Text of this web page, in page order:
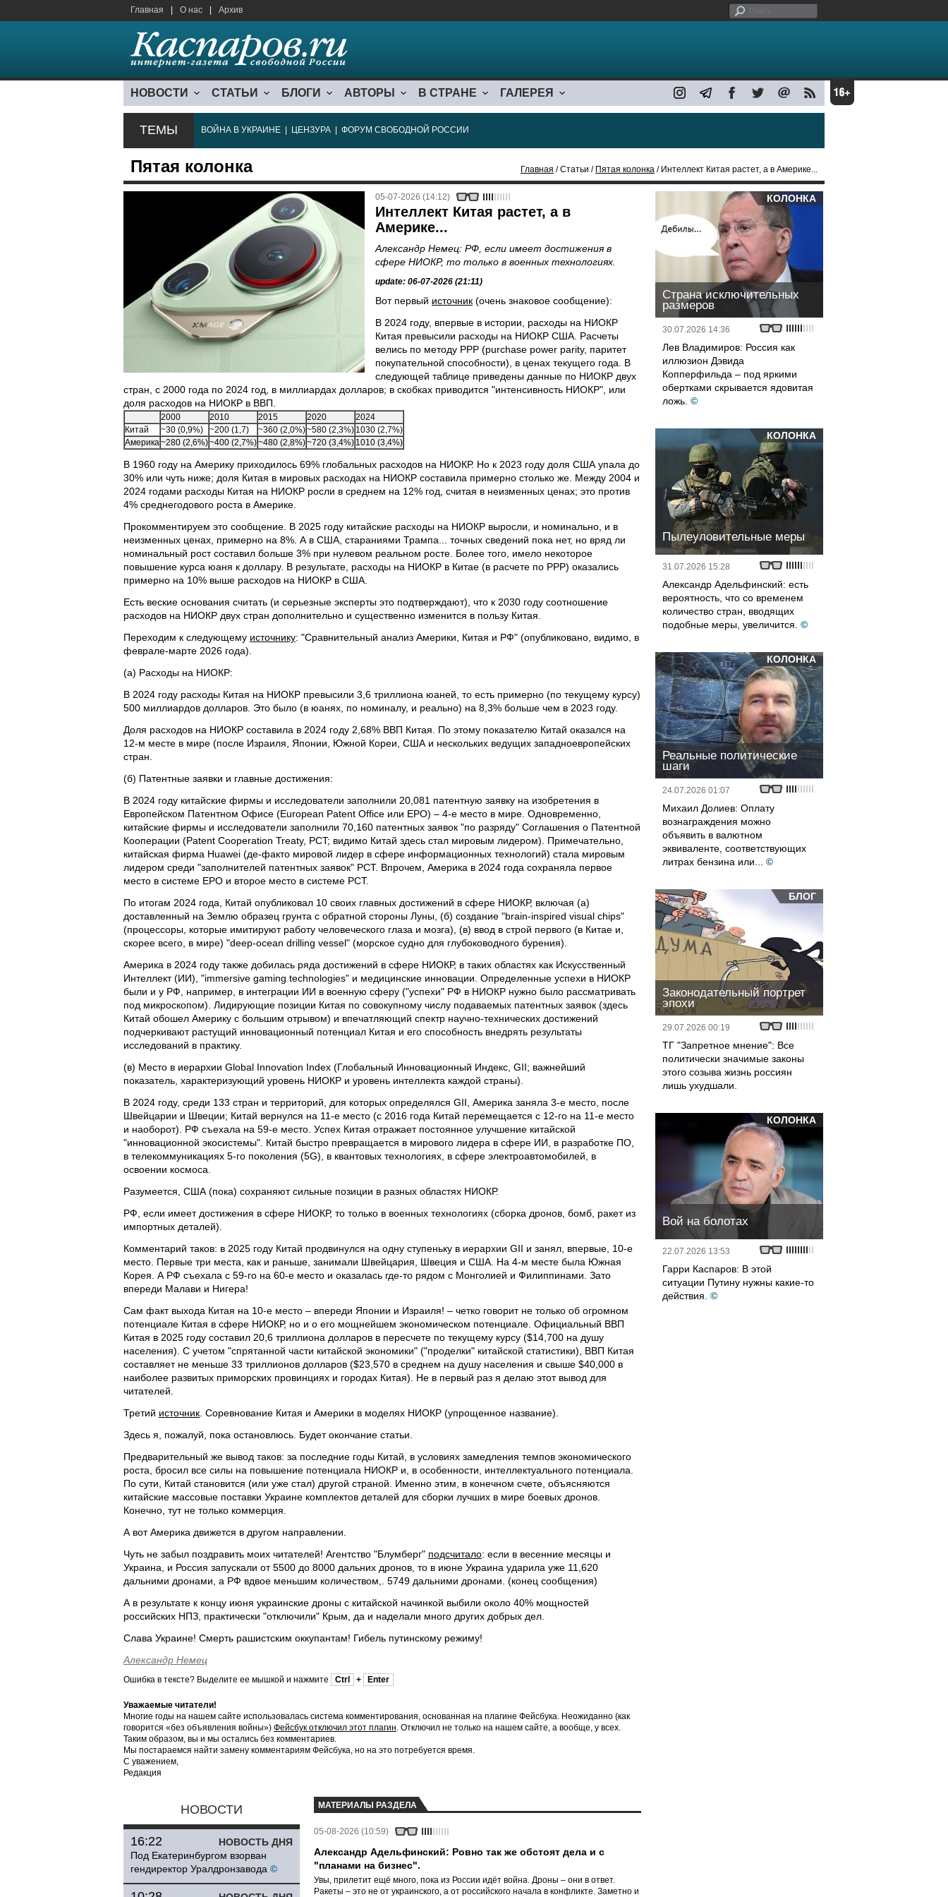
Главная О нас Архив
НОВОСТИ СТАТЬИ БЛОГИ АВТОРЫ В СТРАНЕ ГАЛЕРЕЯ
ТЕМЫ ВОЙНА В УКРАИНЕ ЦЕНЗУРА ФОРУМ СВОБОДНОЙ РОССИИ
Пятая колонка Главная / Статьи / Пятая колонка / Интеллект Китая растет, а в Америке...
05-07-2026 (14:12)
Интеллект Китая растет, а в
Америке...
Александр Немец: РФ, если имеет достижения в
сфере НИОКР, то только в военных технологиях.
update: 06-07-2026 (21:11)
Вот первый источник (очень знаковое сообщение):
В 2024 году, впервые в истории, расходы на НИОКР
Китая превысили расходы на НИОКР США. Расчеты
велись по методу РРР (purchase power parity, паритет
покупательной способности), в ценах текущего года. В
следующей таблице приведены данные по НИОКР двух
стран, с 2000 года по 2024 год, в миллиардах долларов; в скобках приводится "интенсивность НИОКР", или
доля расходов на НИОКР в ВВП.
2000 2010 2015 2020
2024
Китай
~30 (0,9%) ~200 (1,7) ~360 (2,0%)~580 (2,3%) 1030 (2,7%)
Америка~280 (2,6%)~400 (2,7%)~480 (2,8%)~720 (3,4%) 1010 (3,4%)
В 1960 году на Америку приходилось 69% глобальных расходов на НИОКР. Но к 2023 году доля США упала до
30% или чуть ниже; доля Китая в мировых расходах на НИОКР составила примерно столько же. Между 2004 и
2024 годами расходы Китая на НИОКР росли в среднем на 12% год, считая в неизменных ценах; это против
4% среднегодового роста в Америке.
Прокомментируем это сообщение. В 2025 году китайские расходы на НИОКР выросли, и номинально, и в
неизменных ценах, примерно на 8%. А в США, стараниями Трампа... точных сведений пока нет, но вряд ли
номинальный рост составил больше 3% при нулевом реальном росте. Более того, имело некоторое
повышение курса юаня к доллару. В результате, расходы на НИОКР в Китае (в расчете по РРР) оказались
примерно на 10% выше расходов на НИОКР в США.
Есть веские основания считать (и серьезные эксперты это подтверждают), что к 2030 году соотношение
расходов на НИОКР двух стран дополнительно и существенно изменится в пользу Китая.
Переходим к следующему источнику: "Сравнительный анализ Америки, Китая и РФ" (опубликовано, видимо, в
феврале-марте 2026 года).
(а) Расходы на НИОКР:
В 2024 году расходы Китая на НИОКР превысили 3,6 триллиона юаней, то есть примерно (по текущему курсу)
500 миллиардов долларов. Это было (в юанях, по номиналу, и реально) на 8,3% больше чем в 2023 году.
Доля расходов на НИОКР составила в 2024 году 2,68% ВВП Китая. По этому показателю Китай оказался на
12-м месте в мире (после Израиля, Японии, Южной Кореи, США и нескольких ведущих западноевропейских
стран.
(б) Патентные заявки и главные достижения:
В 2024 году китайские фирмы и исследователи заполнили 20,081 патентную заявку на изобретения в
Европейском Патентном Офисе (European Patent Office или EPO) – 4-е место в мире. Одновременно,
китайские фирмы и исследователи заполнили 70,160 патентных заявок "по разряду" Соглашения о Патентной
Кооперации (Patent Cooperation Treaty, PCT; видимо Китай здесь стал мировым лидером). Примечательно,
китайская фирма Huawei (де-факто мировой лидер в сфере информационных технологий) стала мировым
лидером среди "заполнителей патентных заявок" PCT. Впрочем, Америка в 2024 года сохраняла первое
место в системе EPO и второе место в системе PCT.
По итогам 2024 года, Китай опубликовал 10 своих главных достижений в сфере НИОКР, включая (а)
доставленный на Землю образец грунта с обратной стороны Луны, (б) создание "brain-inspired visual chips"
(процессоры, которые имитируют работу человеческого глаза и мозга), (в) ввод в строй первого (в Китае и,
скорее всего, в мире) "deep-ocean drilling vessel" (морское судно для глубоководного бурения).
Америка в 2024 году также добилась ряда достижений в сфере НИОКР, в таких областях как Искусственный
Интеллект (ИИ), "immersive gaming technologies" и медицинские инновации. Определенные успехи в НИОКР
были и у РФ, например, в интеграции ИИ в военную сферу ("успехи" РФ в НИОКР нужно было рассматривать
под микроскопом). Лидирующие позиции Китая по совокупному числу подаваемых патентных заявок (здесь
Китай обошел Америку с большим отрывом) и впечатляющий спектр научно-технических достижений
подчеркивают растущий инновационный потенциал Китая и его способность внедрять результаты
исследований в практику.
(в) Место в иерархии Global Innovation Index (Глобальный Инновационный Индекс, GII; важнейший
показатель, характеризующий уровень НИОКР и уровень интеллекта каждой страны).
В 2024 году, среди 133 стран и территорий, для которых определялся GII, Америка заняла 3-е место, после
Швейцарии и Швеции; Китай вернулся на 11-е место (с 2016 года Китай перемещается с 12-го на 11-е место
и наоборот). РФ съехала на 59-е место. Успех Китая отражает постоянное улучшение китайской
"инновационной экосистемы". Китай быстро превращается в мирового лидера в сфере ИИ, в разработке ПО,
в телекоммуникациях 5-го поколения (5G), в квантовых технологиях, в сфере электроавтомобилей, в
освоении космоса.
Разумеется, США (пока) сохраняют сильные позиции в разных областях НИОКР.
РФ, если имеет достижения в сфере НИОКР, то только в военных технологиях (сборка дронов, бомб, ракет из
импортных деталей).
Комментарий таков: в 2025 году Китай продвинулся на одну ступеньку в иерархии GII и занял, впервые, 10-е
место. Первые три места, как и раньше, занимали Швейцария, Швеция и США. На 4-м месте была Южная
Корея. А РФ съехала с 59-го на 60-е место и оказалась где-то рядом с Монголией и Филиппинами. Зато
впереди Малави и Нигера!
Сам факт выхода Китая на 10-е место – впереди Японии и Израиля! – четко говорит не только об огромном
потенциале Китая в сфере НИОКР, но и о его мощнейшем экономическом потенциале. Официальный ВВП
Китая в 2025 году составил 20,6 триллиона долларов в пересчете по текущему курсу ($14,700 на душу
населения). С учетом "спрятанной части китайской экономики" ("проделки" китайской статистики), ВВП Китая
составляет не меньше 33 триллионов долларов ($23,570 в среднем на душу населения и свыше $40,000 в
наиболее развитых приморских провинциях и городах Китая). Не в первый раз я делаю этот вывод для
читателей.
Третий источник . Соревнование Китая и Америки в моделях НИОКР (упрощенное название).
Здесь я, пожалуй, пока остановлюсь. Будет окончание статьи.
Предварительный же вывод таков: за последние годы Китай, в условиях замедления темпов экономического
роста, бросил все силы на повышение потенциала НИОКР и, в особенности, интеллектуального потенциала.
По сути, Китай становится (или уже стал) другой страной. Именно этим, в конечном счете, объясняются
китайские массовые поставки Украине комплектов деталей для сборки лучших в мире боевых дронов.
Конечно, тут не только коммерция.
А вот Америка движется в другом направлении.
Чуть не забыл поздравить моих читателей! Агентство "Блумберг" подсчитало: если в весенние месяцы и
Украина, и Россия запускали от 5500 до 8000 дальних дронов, то в июне Украина ударила уже 11,620
дальними дронами, а РФ вдвое меньшим количеством,. 5749 дальними дронами. (конец сообщения)
А в результате к концу июня украинские дроны с китайской начинкой выбили около 40% мощностей
российских НПЗ, практически "отключили" Крым, да и наделали много других добрых дел.
Слава Украине! Смерть рашистским оккупантам! Гибель путинскому режиму!
Александр Немец
Ошибка в тексте? Выделите ее мышкой и нажмите Ctrl + Enter
Уважаемые читатели!
Многие годы на нашем сайте использовалась система комментирования, основанная на плагине Фейсбука. Неожиданно (как
говорится «без объявления войны») Фейсбук отключил этот плагин. Отключил не только на нашем сайте, а вообще, у всех.
Таким образом, вы и мы остались без комментариев.
Мы постараемся найти замену комментариям Фейсбука, но на это потребуется время.
С уважением,
Редакция
НОВОСТИ
НОВОСТЬ ДНЯ
16:22
Под Екатеринбургом взорван
гендиректор Уралдронзавода ©
МАТЕРИАЛЫ РАЗДЕЛА
05-08-2026 (10:59)
Александр Адельфинский: Ровно так же обстоят дела и с
"планами на бизнес".
Увы, прилетит ещё много, пока из России идёт война. Дроны – они в ответ.
Ракеты – это не от украинского, а от российского начала в конфликте. Заметно и
КОЛОНКА
Страна исключительных
размеров
30.07.2026 14:36
Лев Владимиров: Россия как
иллюзион Дэвида
Копперфильда – под яркими
обертками скрывается ядовитая
ложь. ©
КОЛОНКА
Пылеуловительные меры
31.07.2026 15:28
Александр Адельфинский: есть
вероятность, что со временем
количество стран, вводящих
подобные меры, увеличится. ©
КОЛОНКА
Реальные политические
шаги
24.07.2026 01:07
Михаил Долиев: Оплату
вознаграждения можно
объявить в валютном
эквиваленте, соответствующих
литрах бензина или...
©
БЛОГ
Законодательный портрет
эпохи
29.07.2026 00:19
ТГ "Запретное мнение": Все
политически значимые законы
этого созыва жизнь россиян
лишь ухудшали.
КОЛОНКА
Вой на болотах
22.07.2026 13:53
Гарри Каспаров: В этой
ситуации Путину нужны какие-то
действия. ©